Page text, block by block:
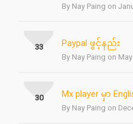
By Nay Paing on
Paypal ဖွင့်နည်း
By Nay Paing on
33
Mx player မှာ
By Nay Paing on
30